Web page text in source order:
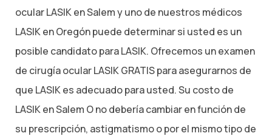
ocular LASIK en Salem y uno de nuestros médicos
LASIK en Oregón puede determinar si usted es un
posible candidato para LASIK. Ofrecemos un examen
de cirugía ocular LASIK GRATIS para asegurarnos de
que LASIK es adecuado para usted. Su costo de
LASIK en Salem O no debería cambiar en función de
su prescripción, astigmatismo o por el mismo tipo de